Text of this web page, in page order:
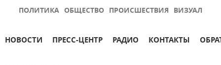
ПОЛИТИКА ОБЩЕСТВО ПРОИСШЕСТВИЯ ВИЗУАЛ
НОВОСТИ ПРЕСС-ЦЕНТР РАДИО КОНТАКТЫ